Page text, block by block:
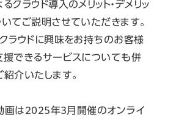
クラウド導入のメリット・デメリッ
いてご説明させていただきます。
クラウドに興味をお持ちのお客様
援できるサービスについても併
紹介いたします。
画は2025年3月開催のオンライ